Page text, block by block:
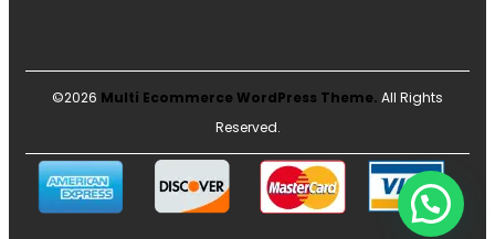
©2026 Multi Ecommerce WordPress Theme. All Rights
Reserved.